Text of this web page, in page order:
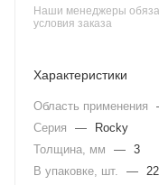
Наши менеджеры
условия заказа
Характеристики
Область применения
Серия
—
Rocky
Толщина, мм
— 3
В упаковке, шт.
— 22